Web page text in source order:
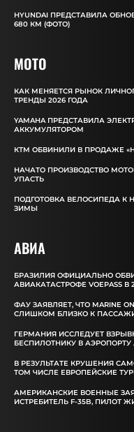
HYUNDAI ПРЕДСТАВИЛА
680 КМ (ФОТО)
MOTO
КАК МЕНЯЕТСЯ РЫНОК
ТРЕНДЫ 2026 ГОДА
YAMAHA ПРЕДСТАВИЛА
АККУМУЛЯТОРОМ
КТМ ОБВИНИЛИ В ПРОДАЖЕ
НАЧАТО ПРОИЗВОДСТВО
УПАСТЬ
ПОДГОТОВКА ВЕЛОСИПЕДА К
ЗИМЫ
АВИА
БРАЗИЛИЯ ОФИЦИАЛЬНО
АВИАКАТАСТРОФЕ VOEPASS В
ФАУ ЗАЯВЛЯЕТ, ЧТО MARINE
СЛИШКОМ БЛИЗКО К
ГЕРМАНИЯ ИССЛЕДУЕТ
БЕСПИЛОТНИКУ В АЭРОПОРТУ
В РЕЗУЛЬТАТЕ КРУШЕНИЯ
ТОМ ЧИСЛЕ ЕВРОПЕЙСКИЕ
АМЕРИКАНСКИЕ ВОЕННЫЕ
ИСТРЕБИТЕЛЬ F-35B, ПИЛОТ